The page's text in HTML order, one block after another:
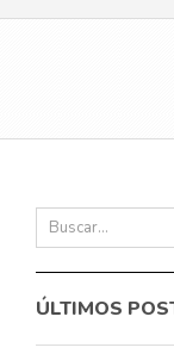
ÚLTIMOS